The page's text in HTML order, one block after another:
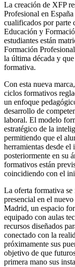
La creación de XFP
Profesional en
cualificados por parte
Educación y
estudiantes están
Formación
la última década y
formativa.
Con esta nueva
ciclos formativos
un enfoque
desarrollo de
laboral. El modelo
estratégico de la
permitiendo que el
herramientas desde
posteriormente en su
formativos están
coincidiendo con el
La oferta formativa
presencial en el
Madrid, un espacio
equipado con aulas
recursos diseñados
conectado con la
próximamente sus
objetivo de que
primera mano sus